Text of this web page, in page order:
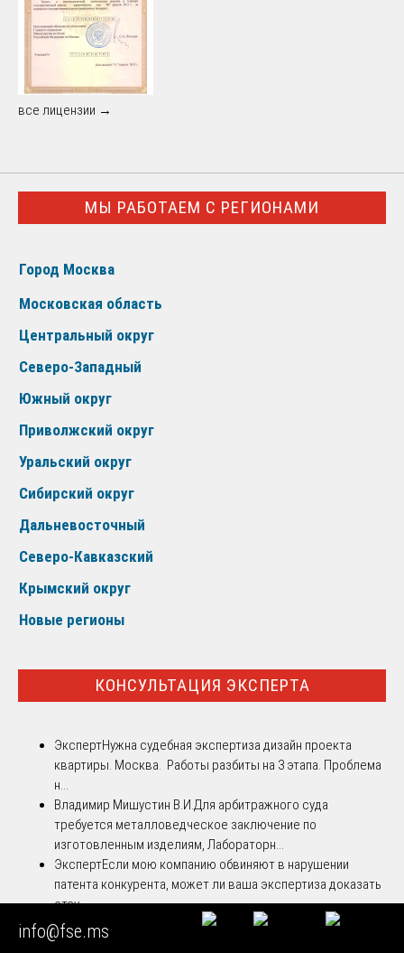
все лицензии →
МЫ РАБОТАЕМ С РЕГИОНАМИ
Город Москва
Московская область
Центральный округ
Северо-Западный
Южный округ
Приволжский округ
Уральский округ
Сибирский округ
Дальневосточный
Северо-Кавказский
Крымский округ
Новые регионы
КОНСУЛЬТАЦИЯ ЭКСПЕРТА
ЭкспертНужна судебная экспертиза дизайн проекта
квартиры. Москва. Работы разбиты на 3 этапа. Проблема
н...
Владимир Мишустин В.И.Для арбитражного суда
требуется металловедческое заключение по
изготовленным изделиям, Лабораторн...
ЭкспертЕсли мою компанию обвиняют в нарушении
патента конкурента, может ли ваша экспертиза доказать
отсу...
Эксперт Экспертиза установления отцовства
Эксперт
info@fse.ms